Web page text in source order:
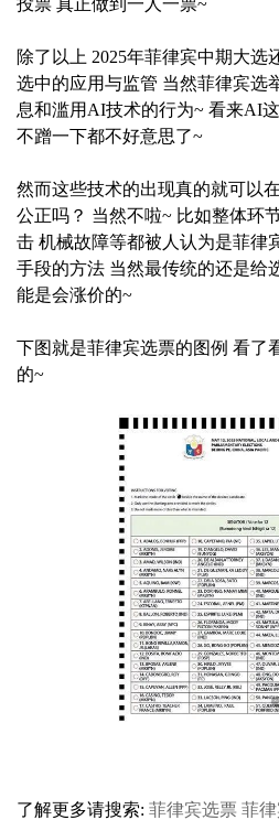
投票 真正做到一人一票~
除了以上 2025年菲律宾中期大
选中的应用与监管 当然菲律宾选
息和滥用AI技术的行为~ 看来AI
不蹭一下都不好意思了~
然而这些技术的出现真的就可以
公正吗？ 当然不啦~ 比如整体环
击 机械故障等都被人认为是菲律
手段的方法 当然最传统的还是给
能是会涨价的~
下图就是菲律宾选票的图例 看了
的~
了解更多请搜索: 菲律宾选票 菲